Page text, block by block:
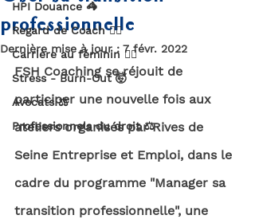
HPI Douance 🦓
Regard de Coach 🧏‍♀️
Carrière au féminin 🙋‍♀️
Stress - Burn-Out 🤯
Avocats ⚖️
Professionnels du droit ⚖️
professionnelle
Dernière mise à jour : 7 févr. 2022
FSH Coaching se réjouit de
participer une nouvelle fois aux
ateliers organisés par Rives de
Seine Entreprise et Emploi, dans le
cadre du programme "Manager sa
transition professionnelle", une